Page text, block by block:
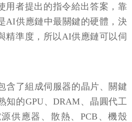
用者提出的指令給出答案，靠
AI供應鏈中最關鍵的硬體，決
精準度，所以AI供應鏈可以伺
含了組成伺服器的晶片、關鍵
知的GPU、DRAM、晶圓代工
供應器、散熱、PCB、機殼